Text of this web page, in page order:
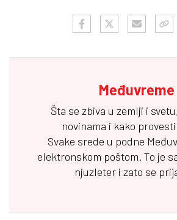
Međuvreme
Šta se zbiva u zemlji i
novinama i kako
Svake srede u podne
elektronskom poštom. To je
njuzleter i zato se